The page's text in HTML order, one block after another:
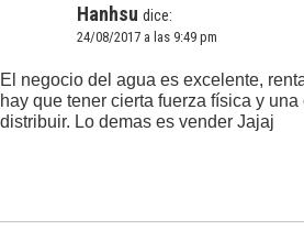
Hanhsu dice:
24/08/2017 a las 9:49 pm
El negocio del agua es excelente,
hay que tener cierta fuerza física y
distribuir. Lo demas es vender Jajaj